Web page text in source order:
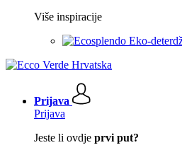
Više inspiracije
Eko-
Prijava
Prijava
Jeste li ovdje prvi put?